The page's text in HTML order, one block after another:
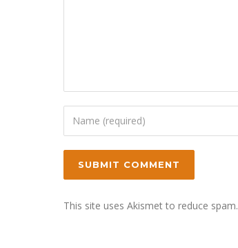
This site uses Akismet to reduce spam.